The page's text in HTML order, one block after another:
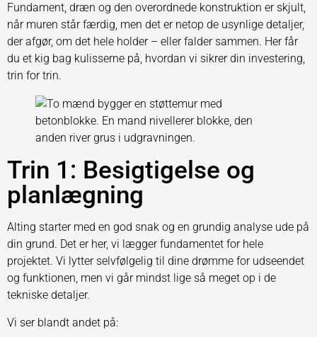
Fundament, dræn og den overordnede konstruktion er skjult,
når muren står færdig, men det er netop de usynlige detaljer,
der afgør, om det hele holder – eller falder sammen. Her får
du et kig bag kulisserne på, hvordan vi sikrer din investering,
trin for trin.
Trin 1: Besigtigelse og
planlægning
Alting starter med en god snak og en grundig analyse ude på
din grund. Det er her, vi lægger fundamentet for hele
projektet. Vi lytter selvfølgelig til dine drømme for udseendet
og funktionen, men vi går mindst lige så meget op i de
tekniske detaljer.
Vi ser blandt andet på: